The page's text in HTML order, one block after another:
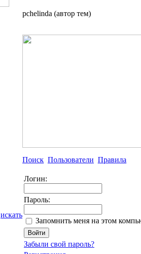
искать
pchelinda (автор тем)
Поиск Пользователи Правила
Логин:
Пароль:
Запомнить меня на этом
Забыли свой пароль?